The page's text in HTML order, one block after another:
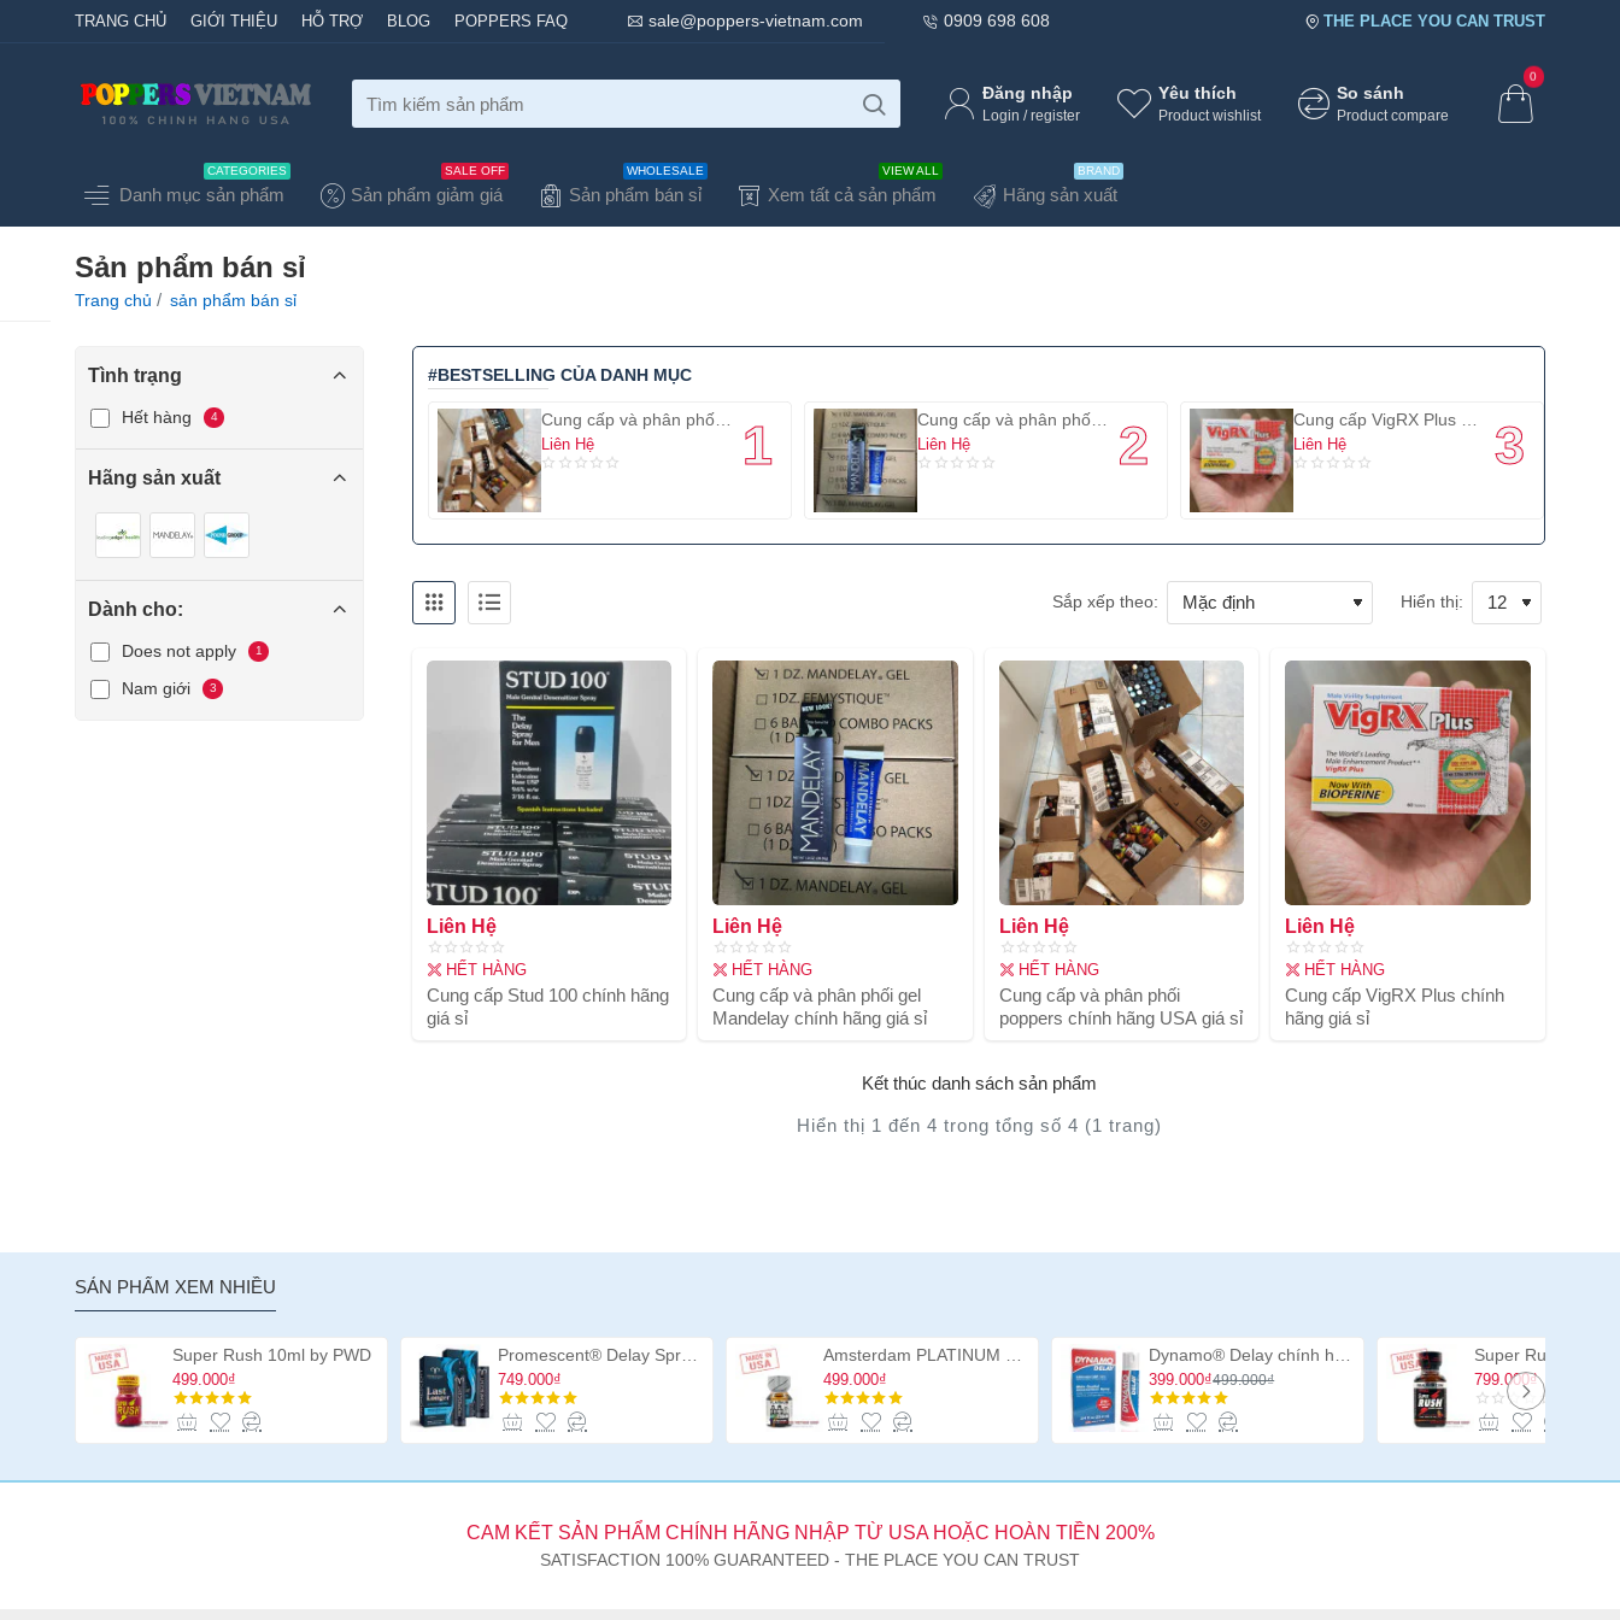
TRANG CHỦ GIỚI THIỆU HỖ TRỢ BLOG POPPERS FAQ sale@poppers-vietnam.com 0909 698 608 THE PLACE YOU CAN TRUST
Tìm
phẩm
Đăng nhập
Login / register
Yêu thích
Product wishlist
So sánh
Product compare
0
Danh mục sản phẩm
CATEGORIES
Sản phẩm giảm giá
SALE OFF
Sản phẩm bán sỉ
WHOLESALE
Xem tất cả sản phẩm
VIEW ALL
Hãng sản xuất
BRAND
Sản phẩm bán sỉ
Trang chủ home
sản phẩm bán sỉ
Tình trạng
Hết hàng 4
Hãng sản xuất
Dành cho:
Does not apply 1
Nam giới 3
#BESTSELLING CỦA DANH MỤC
Cung cấp và phân phối poppers chính hãng USA giá sỉ
Liên Hệ
Cung cấp và phân phối gel Mandelay chính hãng giá sỉ
Liên Hệ Liên Hệ
Sắp xếp theo: Hiển thị:
HẾT HÀNG
Cung cấp Stud 100 chính hãng
giá sỉ
Liên Hệ
HẾT HÀNG
Cung cấp và phân phối gel
Mandelay chính hãng giá sỉ
Liên Hệ
HẾT HÀNG
Cung cấp và phân phối
poppers chính hãng USA giá sỉ
Liên Hệ
HẾT HÀNG
Cung cấp VigRX Plus chính
hãng giá sỉ
Liên Hệ
Kết thúc danh sách sản phẩm
Hiển thị 1 đến 4 trong tổng số 4 (1 trang)
SẢN PHẨM XEM NHIỀU
Super Rush 10ml by PWD
499.000₫
Promescent® Delay Spray chính hãng USA, chai xịt ngăn xuất tinh sớm cao cấp
749.000₫
Amsterdam PLATINUM 10ml
499.000₫
Dynamo® Delay chính hãng USA, chai xịt ngăn xuất tinh sớm
399.000₫499.000₫ 799.000₫
CAM KẾT SẢN PHẨM CHÍNH HÃNG NHẬP TỪ USA HOẶC HOÀN TIỀN 200%
SATISFACTION 100% GUARANTEED - THE PLACE YOU CAN TRUST